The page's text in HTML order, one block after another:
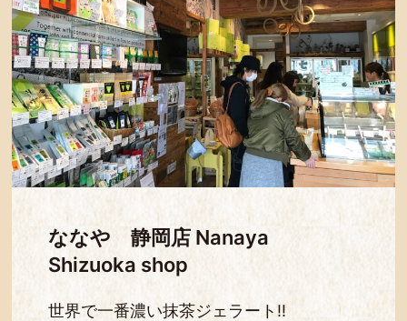
ななや 静岡店 Nanaya
Shizuoka shop
世界で一番濃い抹茶ジェラート!!